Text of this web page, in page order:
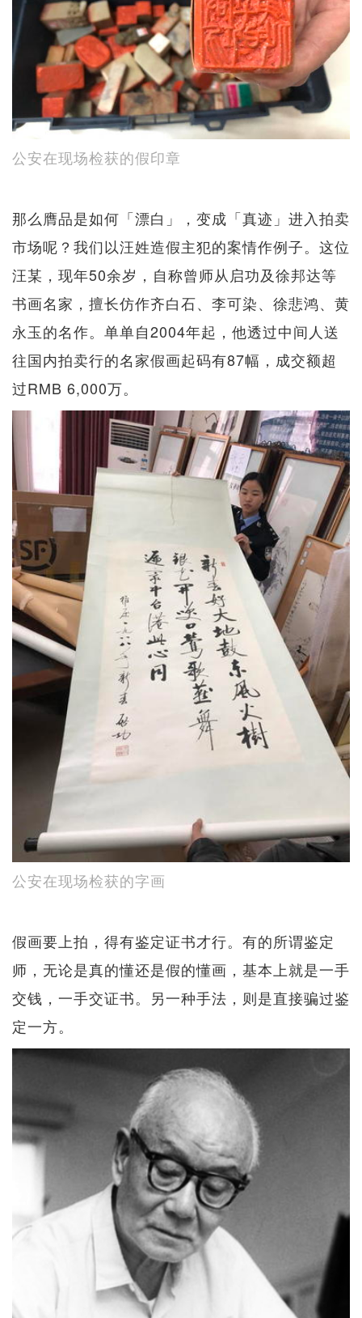
公安在现场检获的假印章
那么膺品是如何「漂白」，变成「真迹」进入拍卖
市场呢？我们以汪姓造假主犯的案情作例子。这位
汪某，现年50余岁，自称曾师从启功及徐邦达等
书画名家，擅长仿作齐白石、李可染、徐悲鸿、黄
永玉的名作。单单自2004年起，他透过中间人送
往国内拍卖行的名家假画起码有87幅，成交额超
过RMB 6,000万。
公安在现场检获的字画
假画要上拍，得有鉴定证书才行。有的所谓鉴定
师，无论是真的懂还是假的懂画，基本上就是一手
交钱，一手交证书。另一种手法，则是直接骗过鉴
定一方。